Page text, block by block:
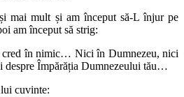
mai mult și am început să-L înjur pe
am început să strig:
cred în nimic… Nici în Dumnezeu, nici
despre Împărăția Dumnezeului tău…
cuvinte: